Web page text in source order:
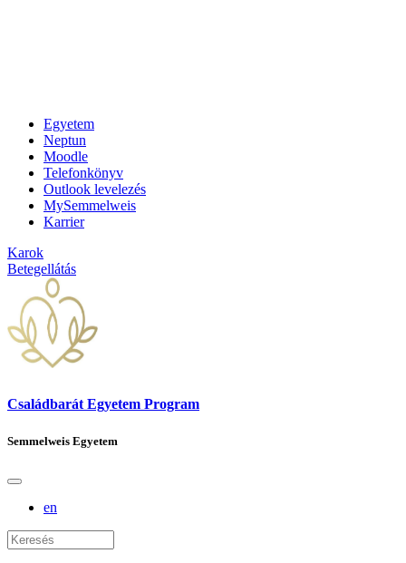
Egyetem
Neptun
Moodle
Telefonkönyv
Outlook levelezés
MySemmelweis
Karrier
Karok
Betegellátás
Családbarát Egyetem Program
Semmelweis Egyetem
en